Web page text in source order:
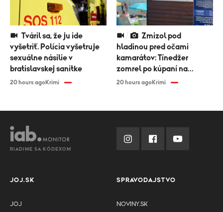
vyšetriť. Polícia vyšetruje
sexuálne násilie v
bratislavskej sanitke
20 hours agoKrimi
hladinou pred očami
kamarátov: Tínedžer
zomrel po kúpaní na
Zemplínskej šírave
20 hours agoKrimi
RIADIME SA KÓDEXOM
JOJ.SK
JOJ
SPRAVODAJSTVO
NOVINY.SK